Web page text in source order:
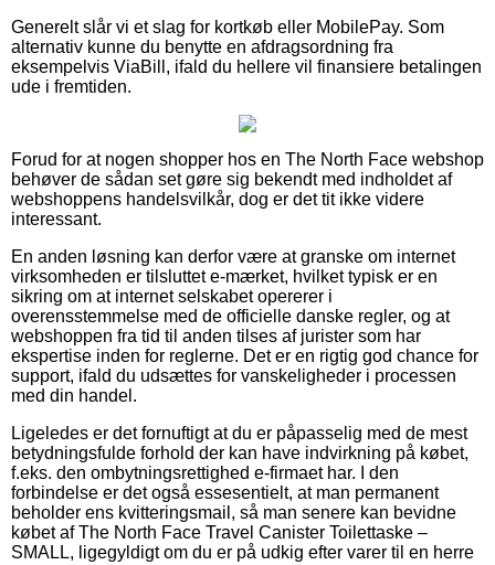
Generelt slår vi et slag for kortkøb eller MobilePay. Som
alternativ kunne du benytte en afdragsordning fra
eksempelvis ViaBill, ifald du hellere vil finansiere betalingen
ude i fremtiden.
Forud for at nogen shopper hos en The North Face webshop
behøver de sådan set gøre sig bekendt med indholdet af
webshoppens handelsvilkår, dog er det tit ikke videre
interessant.
En anden løsning kan derfor være at granske om internet
virksomheden er tilsluttet e-mærket, hvilket typisk er en
sikring om at internet selskabet opererer i
overensstemmelse med de officielle danske regler, og at
webshoppen fra tid til anden tilses af jurister som har
ekspertise inden for reglerne. Det er en rigtig god chance for
support, ifald du udsættes for vanskeligheder i processen
med din handel.
Ligeledes er det fornuftigt at du er påpasselig med de mest
betydningsfulde forhold der kan have indvirkning på købet,
f.eks. den ombytningsrettighed e-firmaet har. I den
forbindelse er det også essesentielt, at man permanent
beholder ens kvitteringsmail, så man senere kan bevidne
købet af The North Face Travel Canister Toilettaske –
SMALL, ligegyldigt om du er på udkig efter varer til en herre